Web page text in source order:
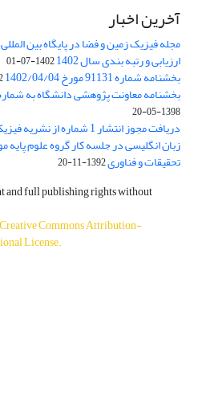
آخرین اخبار
مجله فیزیک زمین و فضا در پایگاه بین المللی DOAJ نمایه شد.
ارزیابی و رتبه بندی سال 1402 1402-07-01
بخشنامه شماره 91131 مورخ 1402/04/04
بخشنامه معاونت پژوهشی دانشگاه به شماره 140/130382 مورخ 98/
1398-05-20
دریافت مجوز انتشار 1
تحقیقات و فناوری1392-11-20
and full publishing rights without
Creative Commons Attribution-
License.